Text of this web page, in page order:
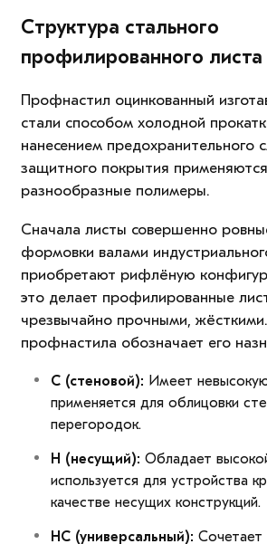
Структура стального
профилированного листа
Профнастил оцинкованный
стали способом холодной
нанесением предохранительного
защитного покрытия
разнообразные полимеры.
Сначала листы совершенно
формовки валами
приобретают рифлёную
это делает профилированные
чрезвычайно прочными,
профнастила обозначает его
С (стеновой): Имеет
применяется для облицовки
перегородок.
Н (несущий): Обладает
используется для устройства
качестве несущих конструкций.
НС (универсальный): Сочетает